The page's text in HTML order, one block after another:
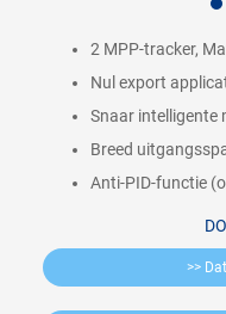
2 MPP-tracker,
Nul export
Snaar intelligente
Breed
Anti-PID-functie
>>